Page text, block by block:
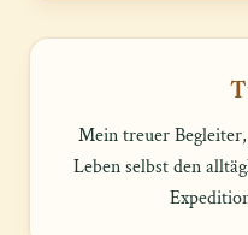
Mein treuer
Leben selbst den